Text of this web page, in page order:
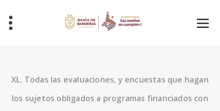
contenido
XL. Todas las evaluaciones, y encuestas que hagan
los sujetos obligados a programas financiados con